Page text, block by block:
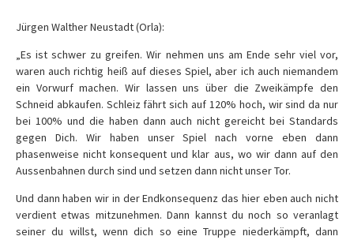
Jürgen Walther Neustadt (Orla):
„Es ist schwer zu greifen. Wir nehmen uns am Ende sehr viel vor,
waren auch richtig heiß auf dieses Spiel, aber ich auch niemandem
ein Vorwurf machen. Wir lassen uns über die Zweikämpfe den
Schneid abkaufen. Schleiz fährt sich auf 120% hoch, wir sind da nur
bei 100% und die haben dann auch nicht gereicht bei Standards
gegen Dich. Wir haben unser Spiel nach vorne eben dann
phasenweise nicht konsequent und klar aus, wo wir dann auf den
Aussenbahnen durch sind und setzen dann nicht unser Tor.
Und dann haben wir in der Endkonsequenz das hier eben auch nicht
verdient etwas mitzunehmen. Dann kannst du noch so veranlagt
seiner du willst, wenn dich so eine Truppe niederkämpft, dann